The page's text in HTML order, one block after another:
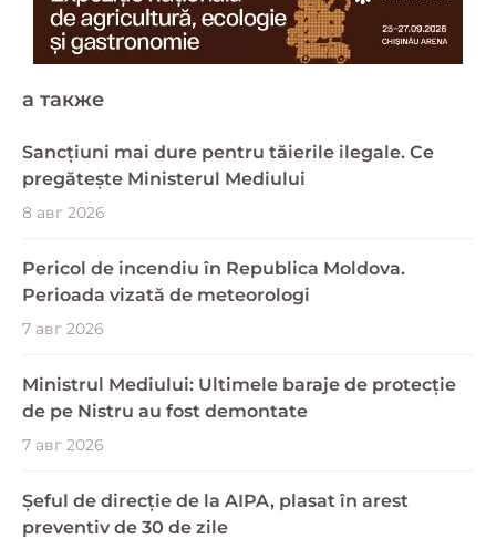
a также
Sancțiuni mai dure pentru tăierile ilegale. Ce
pregătește Ministerul Mediului
8 авг 2026
Pericol de incendiu în Republica Moldova.
Perioada vizată de meteorologi
7 авг 2026
Ministrul Mediului: Ultimele baraje de protecție
de pe Nistru au fost demontate
7 авг 2026
Șeful de direcție de la AIPA, plasat în arest
preventiv de 30 de zile